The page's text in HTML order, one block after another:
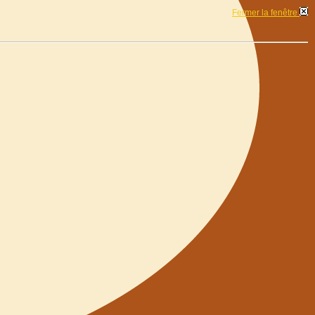
Fermer la fenêtre